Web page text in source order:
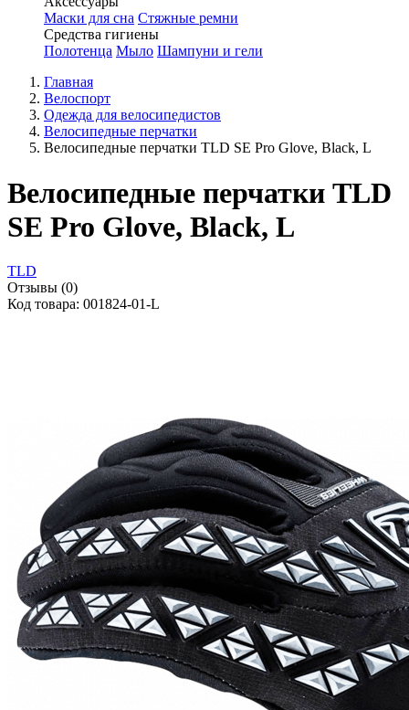
Маски для сна Стяжные ремни
Средства гигиены
Полотенца Мыло Шампуни и гели
Главная
Велоспорт
Одежда для велосипедистов
Велосипедные перчатки
Велосипедные перчатки TLD SE Pro Glove, Black, L
Велосипедные перчатки TLD
SE Pro Glove, Black, L
TLD
Отзывы (0)
Код товара: 001824-01-L